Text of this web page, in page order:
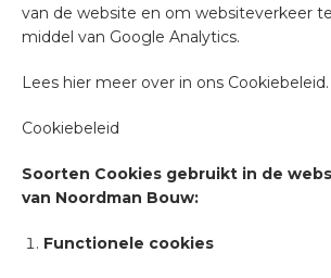
van de website en om websiteverkeer
middel van Google Analytics.
Lees hier meer over in ons Cookiebeleid.
Cookiebeleid
Soorten Cookies gebruikt in de
van Noordman Bouw:
Functionele cookies